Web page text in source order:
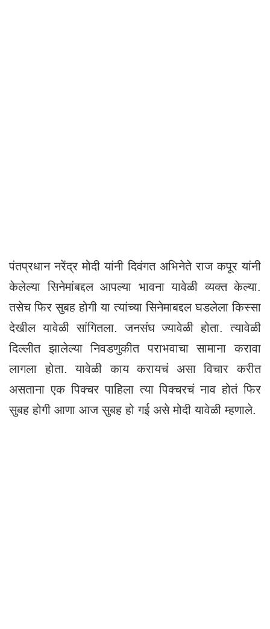
पंतप्रधान नरेंद्र मोदी यांनी दिवंगत अभिनेते राज कपूर यांनी
केलेल्या सिनेमांबद्दल आपल्या भावना यावेळी व्यक्त केल्या.
तसेच फिर सुबह होगी या त्यांच्या सिनेमाबद्दल घडलेला किस्सा
देखील यावेळी सांगितला. जनसंघ ज्यावेळी होता. त्यावेळी
दिल्लीत झालेल्या निवडणुकीत पराभवाचा सामाना करावा
लागला होता. यावेळी काय करायचं असा विचार करीत
असताना एक पिक्चर पाहिला त्या पिक्चरचं नाव होतं फिर
सुबह होगी आणा आज सुबह हो गई असे मोदी यावेळी म्हणाले.